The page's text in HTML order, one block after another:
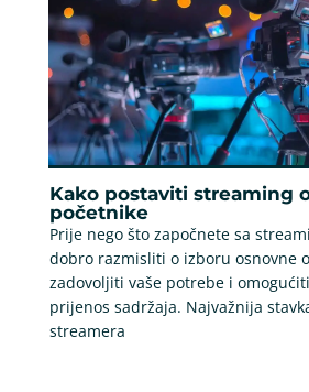
Kako postaviti streaming
početnike
Prije nego što započnete sa
dobro razmisliti o izboru osnovne
zadovoljiti vaše potrebe i
prijenos sadržaja. Najvažnija
streamera